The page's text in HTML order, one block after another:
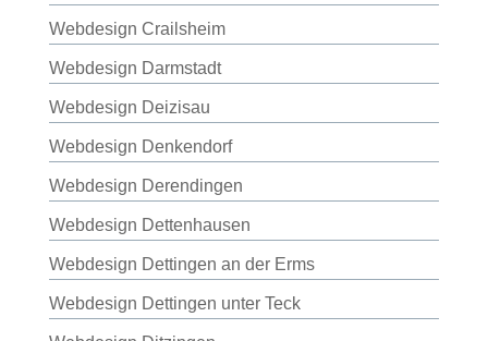
Webdesign Crailsheim
Webdesign Darmstadt
Webdesign Deizisau
Webdesign Denkendorf
Webdesign Derendingen
Webdesign Dettenhausen
Webdesign Dettingen an der Erms
Webdesign Dettingen unter Teck